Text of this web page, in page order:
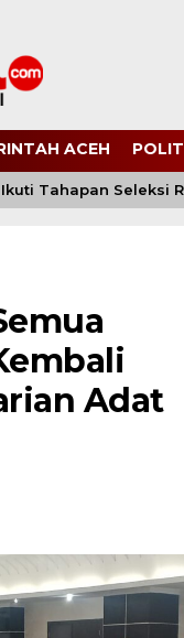
ACEH
Tahapan Seleksi
Adat